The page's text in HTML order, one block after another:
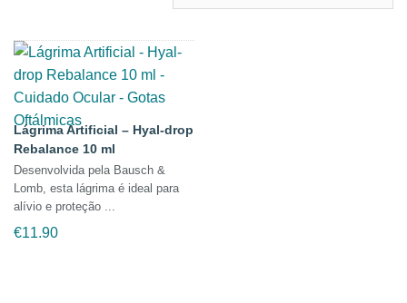
Lágrima Artificial – Hyal-drop
Rebalance 10 ml
Desenvolvida pela Bausch &
Lomb, esta lágrima é ideal para
alívio e proteção ...
€11.90